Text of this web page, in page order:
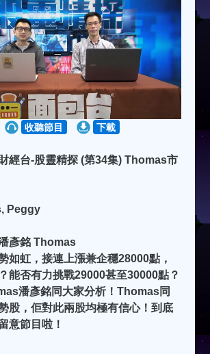
收聽節目 下載
經台-股靈精探 (第34集) Thomas市
Peggy
彥銘 Thomas
如虹，接連上漲兼企穩28000點，
能否有力挑戰29000甚至30000點？
潘彥銘同大家分析！Thomas同
股，佢對此兩股均極有信心！到底
意節目啦！